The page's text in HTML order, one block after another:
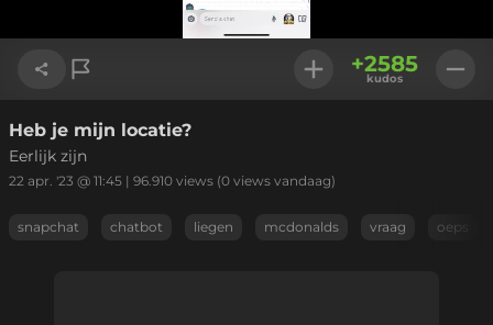
Link kopiëren
+2585
kudos
Heb je mijn locatie?
Eerlijk zijn
22 apr. '23 @ 11:45 | 96.910 views (0 views vandaag)
snapchat chatbot liegen mcdonalds vraag oeps